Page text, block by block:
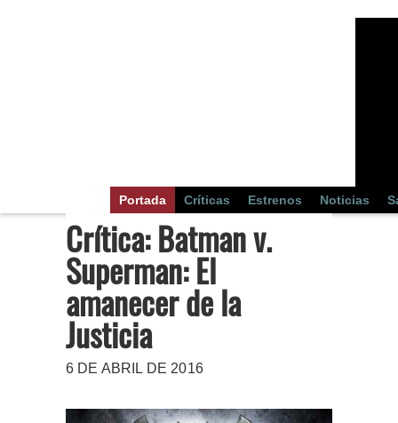
Portada Críticas Estrenos Noticias
Crítica: Batman v.
Superman: El
amanecer de la
Justicia
6 DE ABRIL DE 2016